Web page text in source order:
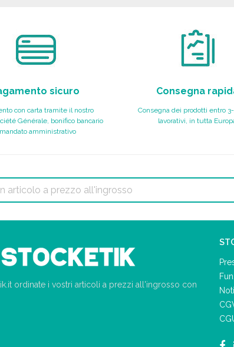
sicuro
con carta tramite il nostro
Générale, bonifico bancario
amministrativo
Consegna
Consegna dei prodotti entro
lavorativi, in tutta
ordinate i vostri articoli a prezzi all'ingrosso con